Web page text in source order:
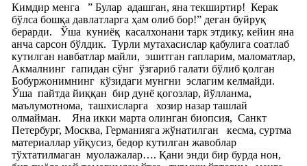
Кимдир менга
” Булар адашган, яна текширтир! Керак
бўлса бошқа давлатларга ҳам олиб бор!” деган буйруқ
берарди.
Ўша куниёқ касалхонани тарк этдику, кейин яна
анча сарсон бўлдик. Турли мутахасислар қабулига соатлаб
кутилган навбатлар майли, эшитган гапларим, маломатлар,
Акмалнинг гапидан сўнг ўзгариб галати бўлиб қолган
Бобуржонимнинг кўзидаги мунгни эслагим келмайди.
Ўша пайтда йиққан бир дунё қогозлар, йўлланма,
маълумотнома, ташхисларга
хозир назар ташлай
олмайман.
Яна икки марта олинган биопсия, Санкт
Петербург, Москва, Германияга жўнатилган
кесма, суртма
материаллар уйқусиз, бедор кутилган жавоблар
тўхтатилмаган муолажалар…. Қани энди бир бурда нон,